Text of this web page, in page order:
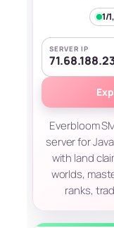
1/
SERVER IP
Everbloom
server for
with land
worlds,
ranks,